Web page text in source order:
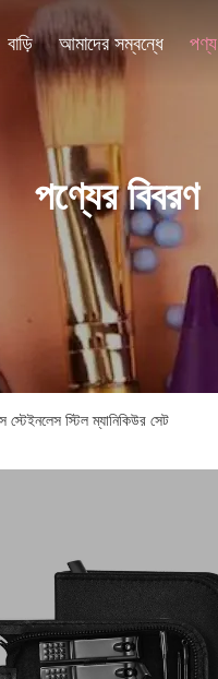
বাড়ি আমাদের সম্বন্ধে পণ্য
পণ্যের বিবরণ
স্টিল ম্যানিকিউর সেট